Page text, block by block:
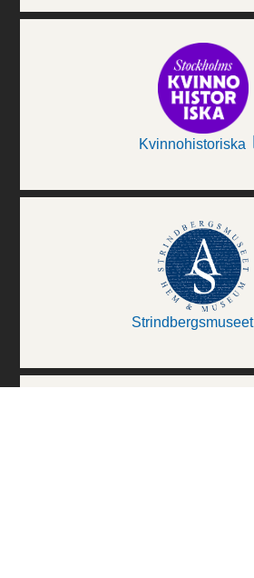
Kvinnohistoriska
Strindbergsmuseet